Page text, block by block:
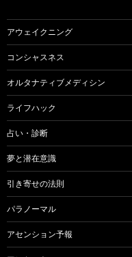
ゲ
ー
シ
ョ
ン
アウェイクニング
コンシャスネス
オルタナティブメディシン
ライフハック
占い・診断
夢と潜在意識
引き寄せの法則
パラノーマル
アセンション予報